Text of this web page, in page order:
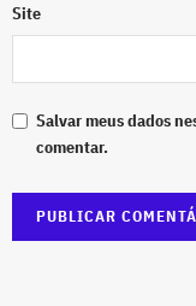
Site
Salvar meus dados
comentar.